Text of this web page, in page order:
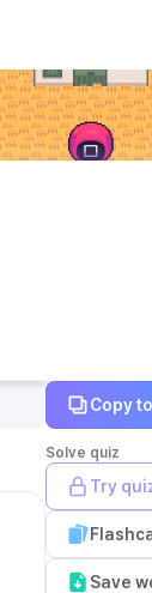
Copy
Solve quiz
Try
Save